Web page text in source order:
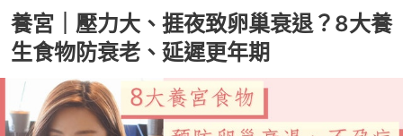
養宮｜壓力大、捱夜致卵巢衰退？8大養
生食物防衰老、延遲更年期